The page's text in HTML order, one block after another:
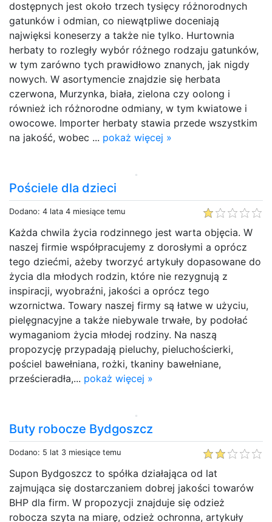
dostępnych jest około trzech tysięcy różnorodnych
gatunków i odmian, co niewątpliwe doceniają
najwięksi koneserzy a także nie tylko. Hurtownia
herbaty to rozległy wybór różnego rodzaju gatunków,
w tym zarówno tych prawidłowo znanych, jak nigdy
nowych. W asortymencie znajdzie się herbata
czerwona, Murzynka, biała, zielona czy oolong i
również ich różnorodne odmiany, w tym kwiatowe i
owocowe. Importer herbaty stawia przede wszystkim
na jakość, wobec ... pokaż więcej »
Pościele dla dzieci
Dodano: 4 lata 4 miesiące temu
Każda chwila życia rodzinnego jest warta objęcia. W
naszej firmie współpracujemy z dorosłymi a oprócz
tego dziećmi, ażeby tworzyć artykuły dopasowane do
życia dla młodych rodzin, które nie rezygnują z
inspiracji, wyobraźni, jakości a oprócz tego
wzornictwa. Towary naszej firmy są łatwe w użyciu,
pielęgnacyjne a także niebywale trwałe, by podołać
wymaganiom życia młodej rodziny. Na naszą
propozycję przypadają pieluchy, pieluchościerki,
pościel bawełniana, rożki, tkaniny bawełniane,
prześcieradła,... pokaż więcej »
Buty robocze Bydgoszcz
Dodano: 5 lat 3 miesiące temu
Supon Bydgoszcz to spółka działająca od lat
zajmująca się dostarczaniem dobrej jakości towarów
BHP dla firm. W propozycji znajduje się odzież
robocza szyta na miarę, odzież ochronna, artykuły